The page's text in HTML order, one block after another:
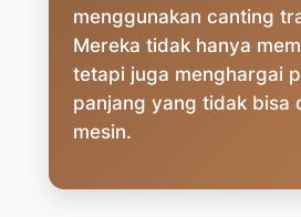
menggunakan canting
Mereka tidak hanya
tetapi juga menghargai
panjang yang tidak bisa
mesin.